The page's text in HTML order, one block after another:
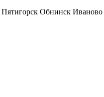
Пятигорск Обнинск Иваново